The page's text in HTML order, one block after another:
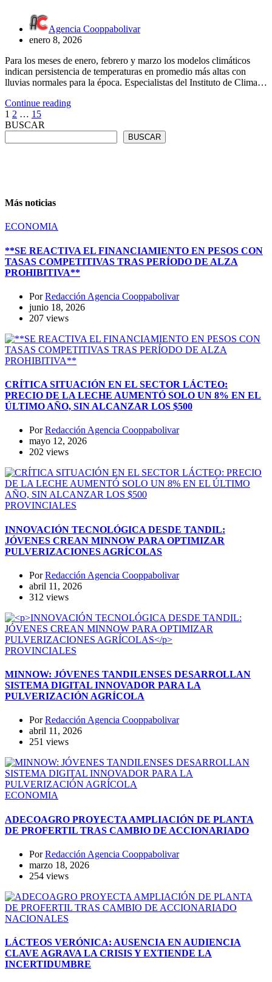
Agencia Cooppabolivar
enero 8, 2026
Para los meses de enero, febrero y marzo los modelos climáticos
indican persistencia de temperaturas en promedio más altas con
lluvias normales para la época. Especialistas del Instituto de Clima…
Continue reading
Paginación
de
entradas
1 2 … 15
BUSCAR
BUSCAR
Más noticias
ECONOMIA
**SE REACTIVA EL FINANCIAMIENTO EN PESOS CON
TASAS COMPETITIVAS TRAS PERÍODO DE ALZA
PROHIBITIVA**
PorRedacción Agencia Cooppabolivar
junio 18, 2026
207 views
CRÍTICA SITUACIÓN EN EL SECTOR LÁCTEO:
PRECIO DE LA LECHE AUMENTÓ SOLO UN 8% EN EL
ÚLTIMO AÑO, SIN ALCANZAR LOS $500
PorRedacción Agencia Cooppabolivar
mayo 12, 2026
202 views
PROVINCIALES
INNOVACIÓN TECNOLÓGICA DESDE TANDIL:
JÓVENES CREAN MINNOW PARA OPTIMIZAR
PULVERIZACIONES AGRÍCOLAS
PorRedacción Agencia Cooppabolivar
abril 11, 2026
312 views
PROVINCIALES
MINNOW: JÓVENES TANDILENSES DESARROLLAN
SISTEMA DIGITAL INNOVADOR PARA LA
PULVERIZACIÓN AGRÍCOLA
PorRedacción Agencia Cooppabolivar
abril 11, 2026
251 views
ECONOMIA
ADECOAGRO PROYECTA AMPLIACIÓN DE PLANTA
DE PROFERTIL TRAS CAMBIO DE ACCIONARIADO
PorRedacción Agencia Cooppabolivar
marzo 18, 2026
254 views
NACIONALES
LÁCTEOS VERÓNICA: AUSENCIA EN AUDIENCIA
CLAVE AGRAVA LA CRISIS Y EXTIENDE LA
INCERTIDUMBRE